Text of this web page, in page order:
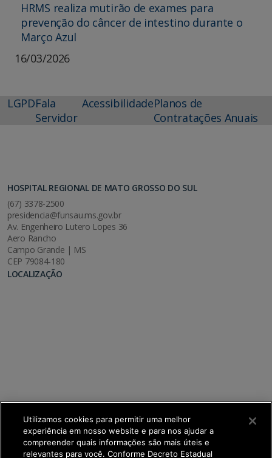
HRMS realiza mutirão de exames para
prevenção do câncer de intestino durante o
Março Azul
16/03/2026
LGPDFala
Servidor
AcessibilidadePlanos de
Contratações Anuais
HOSPITAL REGIONAL DE MATO GROSSO DO SUL
(67) 3378-2500
presidencia@funsau.ms.gov.br
Av. Engenheiro Lutero Lopes 36
Aero Rancho
Campo Grande | MS
CEP 79084-180
LOCALIZAÇÃO
Utilizamos cookies para permitir uma melhor
experiência em nosso website e para nos ajudar a
compreender quais informações são mais úteis e
relevantes para você. Conforme Decreto Estadual